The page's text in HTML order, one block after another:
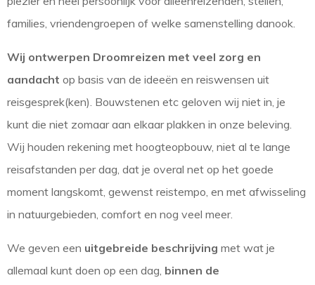
families, vriendengroepen of welke samenstelling danook.
Wij ontwerpen Droomreizen met veel zorg en
aandacht op basis van de ideeën en reiswensen uit
reisgesprek(ken). Bouwstenen etc geloven wij niet in, je
kunt die niet zomaar aan elkaar plakken in onze beleving.
Wij houden rekening met hoogteopbouw, niet al te lange
reisafstanden per dag, dat je overal net op het goede
moment langskomt, gewenst reistempo, en met afwisseling
in natuurgebieden, comfort en nog veel meer.
We geven een uitgebreide beschrijving met wat je
allemaal kunt doen op een dag, binnen de